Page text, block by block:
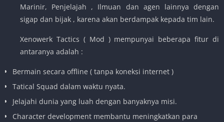
Marinir, Penjelajah , Ilmuan dan agen lainnya dengan
sigap dan bijak , karena akan berdampak kepada tim lain.
Xenowerk Tactics ( Mod ) mempunyai beberapa fitur di
antaranya adalah :
Bermain secara offline ( tanpa koneksi internet )
Tatical Squad dalam waktu nyata.
Jelajahi dunia yang luah dengan banyaknya misi.
Character development membantu meningkatkan para